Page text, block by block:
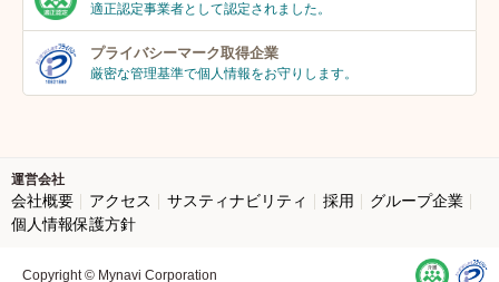
適正認定事業者として認定されました。
プライバシーマーク取得企業
厳密な管理基準で個人情報をお守りします。
運営会社
会社概要 アクセス サスティナビリティ 採用
グループ企業
個人情報保護方針
Copyright © Mynavi Corporation